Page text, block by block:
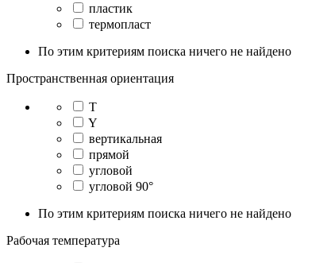
пластик
термопласт
По этим критериям поиска ничего не найдено
Пространственная ориентация
T
Y
вертикальная
прямой
угловой
угловой 90°
По этим критериям поиска ничего не найдено
Рабочая температура